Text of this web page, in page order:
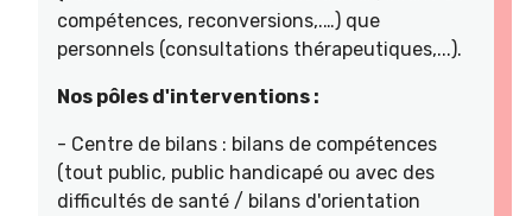
compétences, reconversions,.…) que
personnels (consultations thérapeutiques,...).
Nos pôles d'interventions :
- Centre de bilans : bilans de compétences
(tout public, public handicapé ou avec des
difficultés de santé / bilans d'orientation